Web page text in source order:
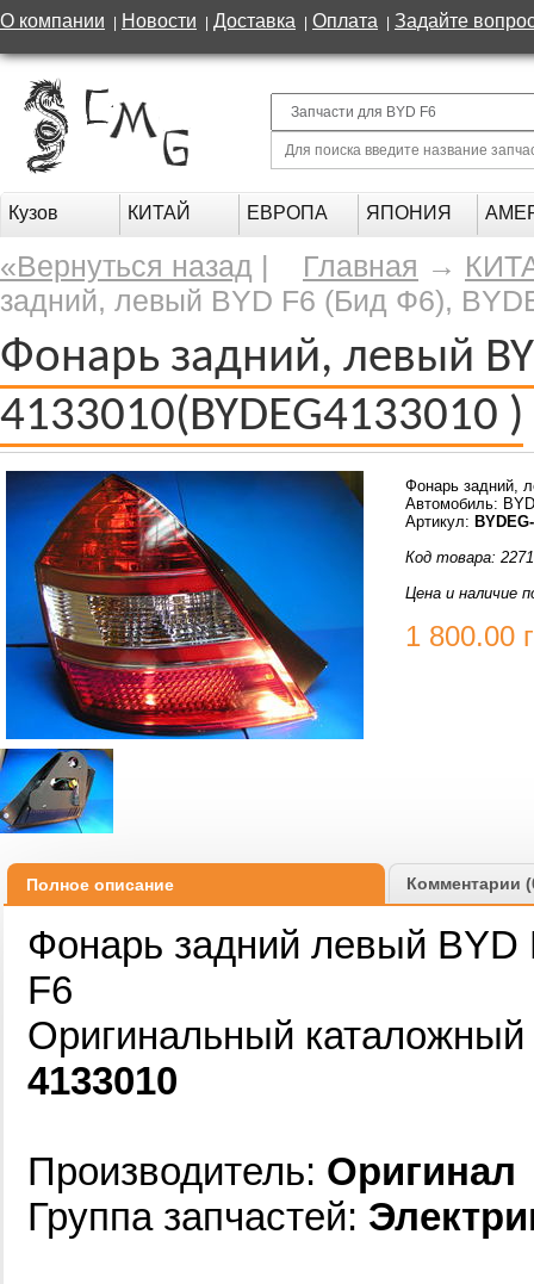
О компании Новости Доставка Оплата Задайте
Кузов КИТАЙ ЕВРОПА ЯПОНИЯ
«Вернуться назад | Главная →
задний, левый BYD F6 (Бид Ф6),
Фонарь задний, левый
4133010(BYDEG4133010 )
Фонарь задний,
Автомобиль:
Артикул:
Код товара:
Цена и наличие
1 800.00
Полное описание Комментарии
Фонарь задний левый BYD
F6
Оригинальный
4133010
Производитель: Оригинал
Группа запчастей: